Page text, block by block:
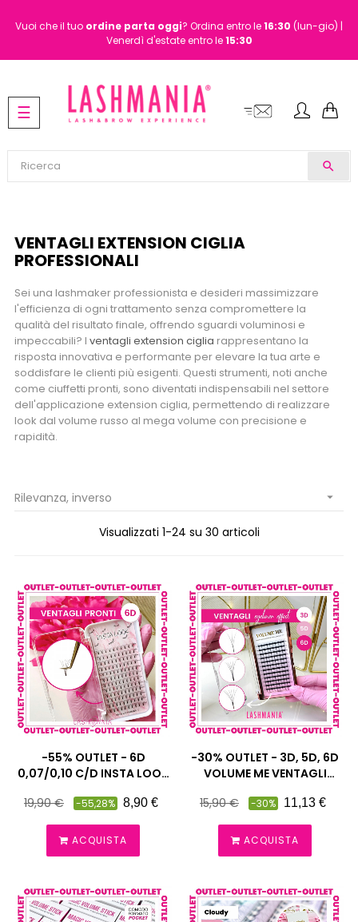
Vuoi che il tuo ordine parta oggi? Ordina entro le16:30 (lun-gio) |
Venerdì d'estate entro le15:30
search
navigazione
Toggle
☰
VENTAGLI EXTENSION CIGLIA
PROFESSIONALI
Sei una lashmaker professionista e desideri massimizzare
l'efficienza di ogni trattamento senza compromettere la
qualità del risultato finale, offrendo sguardi voluminosi e
impeccabili? I ventagli extension ciglia rappresentano la
risposta innovativa e performante per elevare la tua arte e
soddisfare le clienti più esigenti. Questi strumenti, noti anche
come ciuffetti pronti, sono diventati indispensabili nel settore
dell'applicazione extension ciglia, permettendo di realizzare
look dal volume russo al mega volume con precisione e
rapidità.
Rilevanza, inverso 
Visualizzati 1-24 su 30 articoli
-55% OUTLET - 6D
0,07/0,10 C/D INSTA LOOK
PRONTI
Prezzo
19,90 € -55,28% Prezzo
8,90 €
ACQUISTA
-30% OUTLET - 3D, 5D, 6D
VOLUME ME VENTAGLI
VOLUME CIGLIA 0,07 C,D
Prezzo
15,90 € -30% Prezzo
11,13 €
ACQUISTA